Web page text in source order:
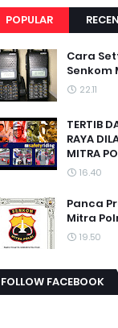
POPULAR
Cara
Senkom
22.11
TERTIB
RAYA
MITRA
16.40
Panca
Mitra
19.50
FOLLOW FACEBOOK